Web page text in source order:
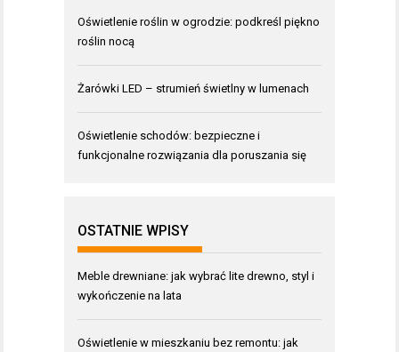
Oświetlenie roślin w ogrodzie: podkreśl piękno
roślin nocą
Żarówki LED – strumień świetlny w lumenach
Oświetlenie schodów: bezpieczne i
funkcjonalne rozwiązania dla poruszania się
OSTATNIE WPISY
Meble drewniane: jak wybrać lite drewno, styl i
wykończenie na lata
Oświetlenie w mieszkaniu bez remontu: jak